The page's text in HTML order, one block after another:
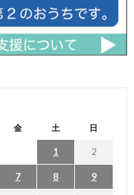
金 土 日
1 2
7 8 9